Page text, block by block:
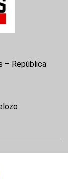
– República